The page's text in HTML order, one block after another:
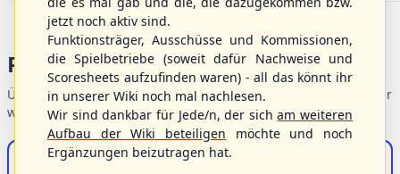
Portalbereiche
Übersicht der Verbandsbereiche – wählen Sie einen Einstieg für
weiterführende Informationen.
S/HBV-Shop
jetzt noch aktiv sind.
Funktionsträger, Ausschüsse und Kommissionen,
die Spielbetriebe (soweit dafür Nachweise und
Scoresheets aufzufinden waren) - all das könnt ihr
in unserer Wiki noch mal nachlesen.
Wir sind dankbar für Jede/n, der sicham weiteren
Aufbau der Wiki beteiligen möchte und noch
Ergänzungen beizutragen hat.